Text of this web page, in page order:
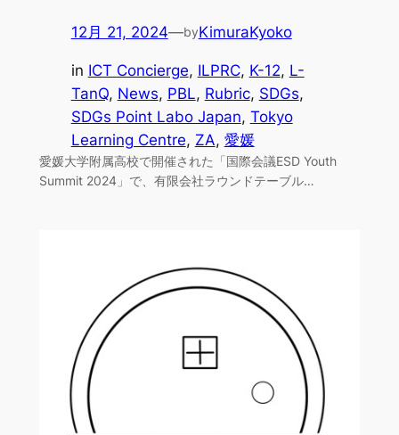
12月 21, 2024—byKimuraKyoko
in ICT Concierge, ILPRC, K-12, L-
TanQ, News, PBL, Rubric, SDGs
SDGs Point Labo Japan, Tokyo
Learning Centre, ZA, 愛媛
愛媛大学附属高校で開催された「国際会議ESD Youth
Summit 2024」で、有限会社ラウンドテーブル…